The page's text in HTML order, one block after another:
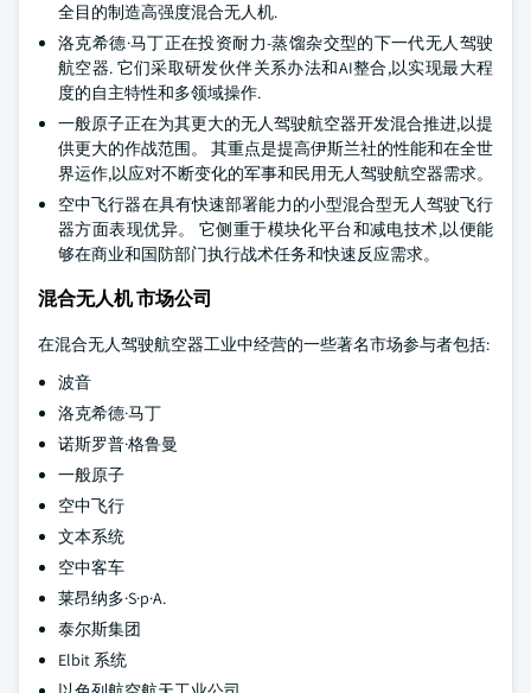
全目的制造高强度混合无人机.
洛克希德·马丁正在投资耐力-蒸馏杂交型的下一代无人驾驶
航空器. 它们采取研发伙伴关系办法和AI整合,以实现最大程
度的自主特性和多领域操作.
一般原子正在为其更大的无人驾驶航空器开发混合推进,以提
供更大的作战范围。 其重点是提高伊斯兰社的性能和在全世
界运作,以应对不断变化的军事和民用无人驾驶航空器需求。
空中飞行器在具有快速部署能力的小型混合型无人驾驶飞行
器方面表现优异。 它侧重于模块化平台和减电技术,以便能
够在商业和国防部门执行战术任务和快速反应需求。
混合无人机 市场公司
在混合无人驾驶航空器工业中经营的一些著名市场参与者包括:
波音
洛克希德·马丁
诺斯罗普·格鲁曼
一般原子
空中飞行
文本系统
空中客车
莱昂纳多·S·p·A.
泰尔斯集团
Elbit 系统